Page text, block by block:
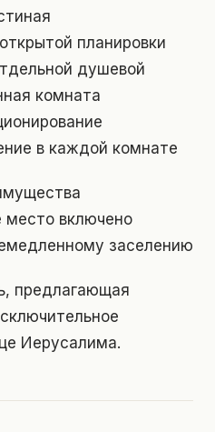
планировки
душевой
комната
в каждой комнате
место включено
заселению
предлагающая
Иерусалима.